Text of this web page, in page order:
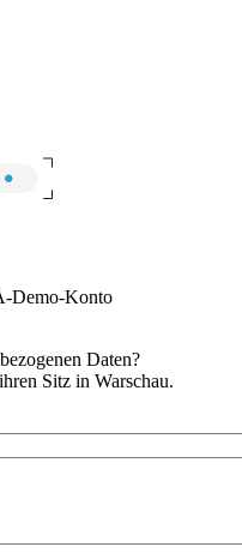
Demo-Konto
Daten?
Sitz in Warschau.